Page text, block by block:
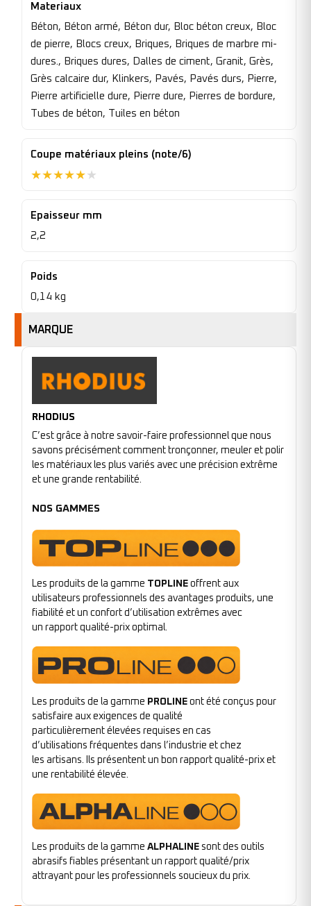
Materiaux
Béton, Béton armé, Béton dur, Bloc béton creux, Bloc
de pierre, Blocs creux, Briques, Briques de marbre mi-
dures., Briques dures, Dalles de ciment, Granit, Grès,
Grès calcaire dur, Klinkers, Pavés, Pavés durs, Pierre,
Pierre artificielle dure, Pierre dure, Pierres de bordure,
Tubes de béton, Tuiles en béton
Coupe matériaux pleins (note/6)
★★★★★★
Epaisseur mm
2,2
Poids
0,14 kg
MARQUE
RHODIUS
C’est grâce à notre savoir-faire professionnel que nous
savons précisément comment tronçonner, meuler et polir
les matériaux les plus variés avec une précision extrême
et une grande rentabilité.
NOS GAMMES
Les produits de la gamme TOPLINE offrent aux
utilisateurs professionnels des avantages produits, une
fiabilité et un confort d’utilisation extrêmes avec
un rapport qualité-prix optimal.
Les produits de la gamme PROLINE ont été conçus pour
satisfaire aux exigences de qualité
particulièrement élevées requises en cas
d’utilisations fréquentes dans l’industrie et chez
les artisans. Ils présentent un bon rapport qualité-prix et
une rentabilité élevée.
Les produits de la gamme ALPHALINE sont des outils
abrasifs fiables présentant un rapport qualité/prix
attrayant pour les professionnels soucieux du prix.